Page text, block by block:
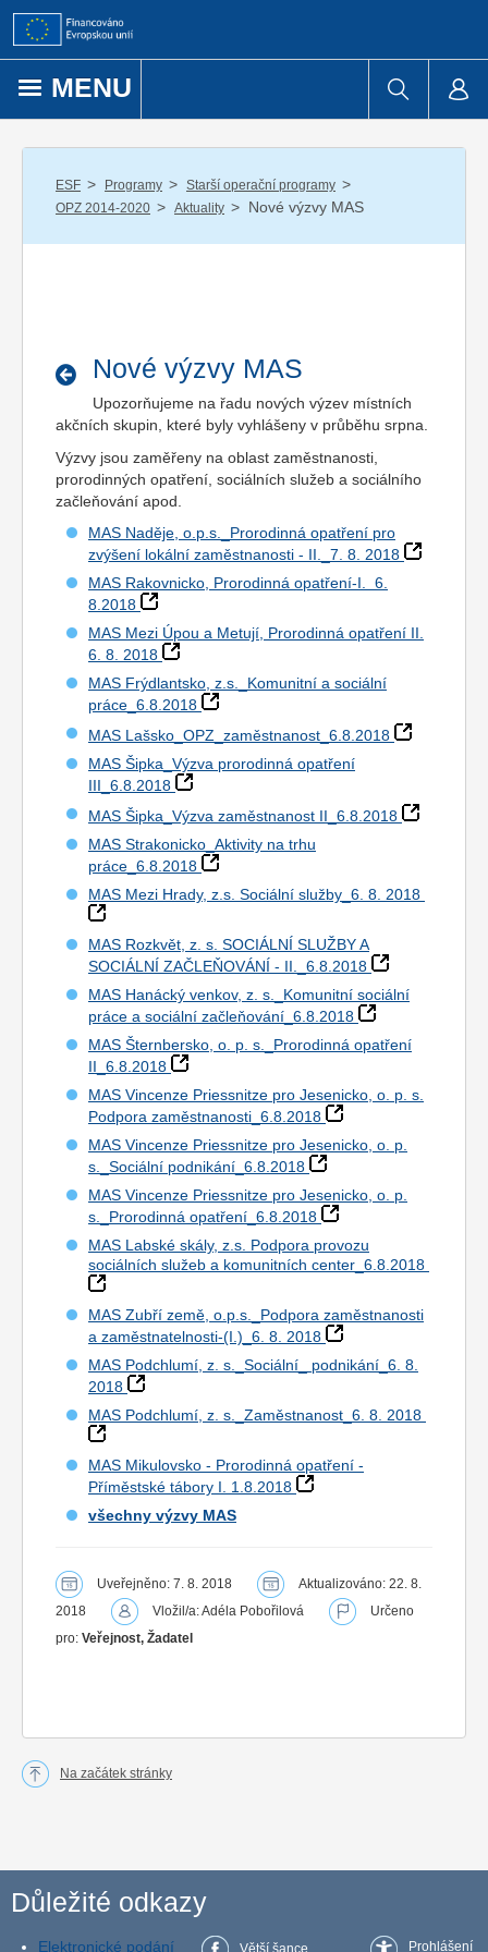
Přejít k obsahu
MENU
ESF / Programy / Starší operační programy /
OPZ 2014-2020 / Aktuality / Nové výzvy MAS
Nové výzvy MAS
Upozorňujeme na řadu nových výzev místních
akčních skupin, které byly vyhlášeny v průběhu srpna.
Výzvy jsou zaměřeny na oblast zaměstnanosti,
prorodinných opatření, sociálních služeb a sociálního
začleňování apod.
MAS Naděje, o.p.s._Prorodinná opatření pro
zvýšení lokální zaměstnanosti - II._7. 8. 2018
MAS Rakovnicko, Prorodinná opatření-I. 6.
8.2018
MAS Mezi Úpou a Metují, Prorodinná opatření II.
6. 8. 2018
MAS Frýdlantsko, z.s._Komunitní a sociální
práce_6.8.2018
MAS Lašsko_OPZ_zaměstnanost_6.8.2018
MAS Šipka_Výzva prorodinná opatření
III_6.8.2018
MAS Šipka_Výzva zaměstnanost II_6.8.2018
MAS Strakonicko_Aktivity na trhu
práce_6.8.2018
MAS Mezi Hrady, z.s. Sociální služby_6. 8. 2018
MAS Rozkvět, z. s. SOCIÁLNÍ SLUŽBY A
SOCIÁLNÍ ZAČLEŇOVÁNÍ - II._6.8.2018
MAS Hanácký venkov, z. s._Komunitní sociální
práce a sociální začleňování_6.8.2018
MAS Šternbersko, o. p. s._Prorodinná opatření
II_6.8.2018
MAS Vincenze Priessnitze pro Jesenicko, o. p. s.
Podpora zaměstnanosti_6.8.2018
MAS Vincenze Priessnitze pro Jesenicko, o. p.
s._Sociální podnikání_6.8.2018
MAS Vincenze Priessnitze pro Jesenicko, o. p.
s._Prorodinná opatření_6.8.2018
MAS Labské skály, z.s. Podpora provozu
sociálních služeb a komunitních center_6.8.2018
MAS Zubří země, o.p.s._Podpora zaměstnanosti
a zaměstnatelnosti-(I.)_6. 8. 2018
MAS Podchlumí, z. s._Sociální_ podnikání_6. 8.
2018
MAS Podchlumí, z. s._Zaměstnanost_6. 8. 2018
MAS Mikulovsko - Prorodinná opatření -
Příměstské tábory I. 1.8.2018
všechny výzvy MAS
Uveřejněno: 7. 8. 2018
Aktualizováno: 22. 8.
2018
Vložil/a: Adéla Pobořilová
Určeno
pro: Veřejnost, Žadatel
Na začátek stránky
Důležité odkazy
Elektronické podání Větší šance Prohlášení